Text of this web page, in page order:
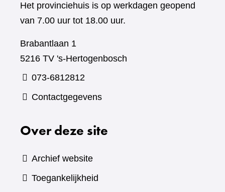
Het provinciehuis is op werkdagen geopend
van 7.00 uur tot 18.00 uur.
Brabantlaan 1
5216 TV 's-Hertogenbosch
073-6812812
Contactgegevens
Over deze site
Archief website
Toegankelijkheid